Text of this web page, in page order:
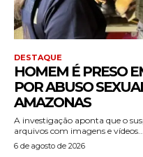
DESTAQUE
HOMEM É PRESO
POR ABUSO
AMAZONAS
A investigação aponta que o
arquivos com imagens e vídeos...
6 de agosto de 2026